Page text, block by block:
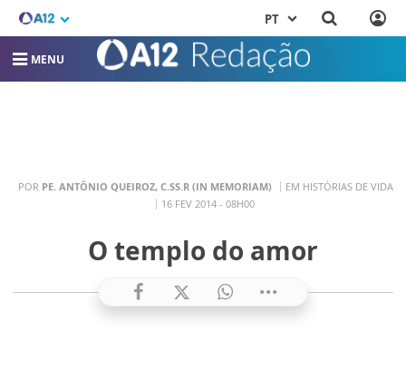
PT
MENU
POR PE. ANTÔNIO QUEIROZ, C.SS.R (IN MEMORIAM)
EM HISTÓRIAS DE VIDA
16 FEV 2014 - 08H00
O templo do amor